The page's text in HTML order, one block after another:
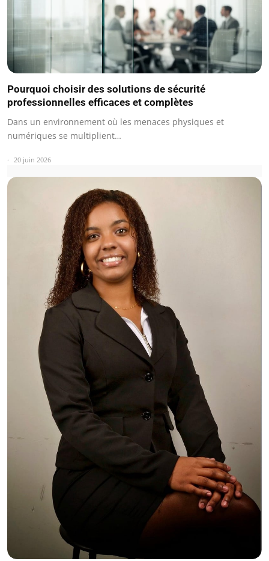
Pourquoi choisir des solutions de sécurité
professionnelles efficaces et complètes
Dans un environnement où les menaces physiques et
numériques se multiplient…
20 juin 2026